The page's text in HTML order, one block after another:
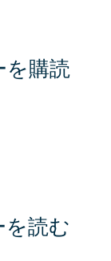
を購読
読む